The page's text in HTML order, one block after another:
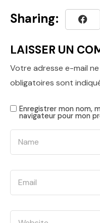
Sharing:
LAISSER UN
Votre adresse e-mail
obligatoires sont
Enregistrer mon nom,
navigateur pour mon